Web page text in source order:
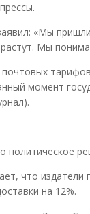
«Мы
Мы
момент
политическое
что издатели
на 12%.